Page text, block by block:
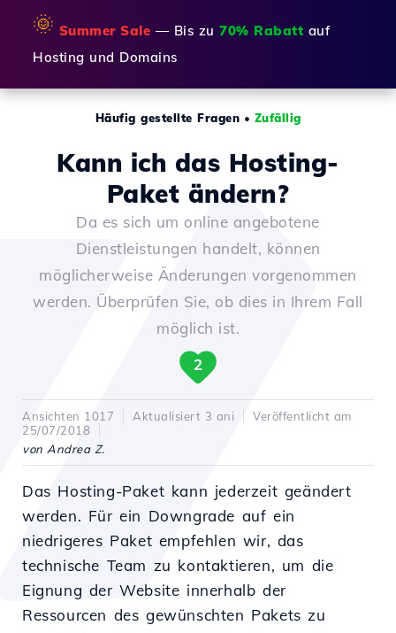
🌞 Summer Sale — Bis zu 70% Rabatt auf
Hosting und Domains
Häufig gestellte Fragen • Zufällig
Kann ich das Hosting-
Paket ändern?
Da es sich um online angebotene
Dienstleistungen handelt, können
möglicherweise Änderungen vorgenommen
werden. Überprüfen Sie, ob dies in Ihrem Fall
möglich ist.
2
Ansichten 1017 Aktualisiert 3 ani
Veröffentlicht am
25/07/2018
von Andrea Z.
Das Hosting-Paket kann jederzeit geändert
werden. Für ein Downgrade auf ein
niedrigeres Paket empfehlen wir, das
technische Team zu kontaktieren, um die
Eignung der Website innerhalb der
Ressourcen des gewünschten Pakets zu